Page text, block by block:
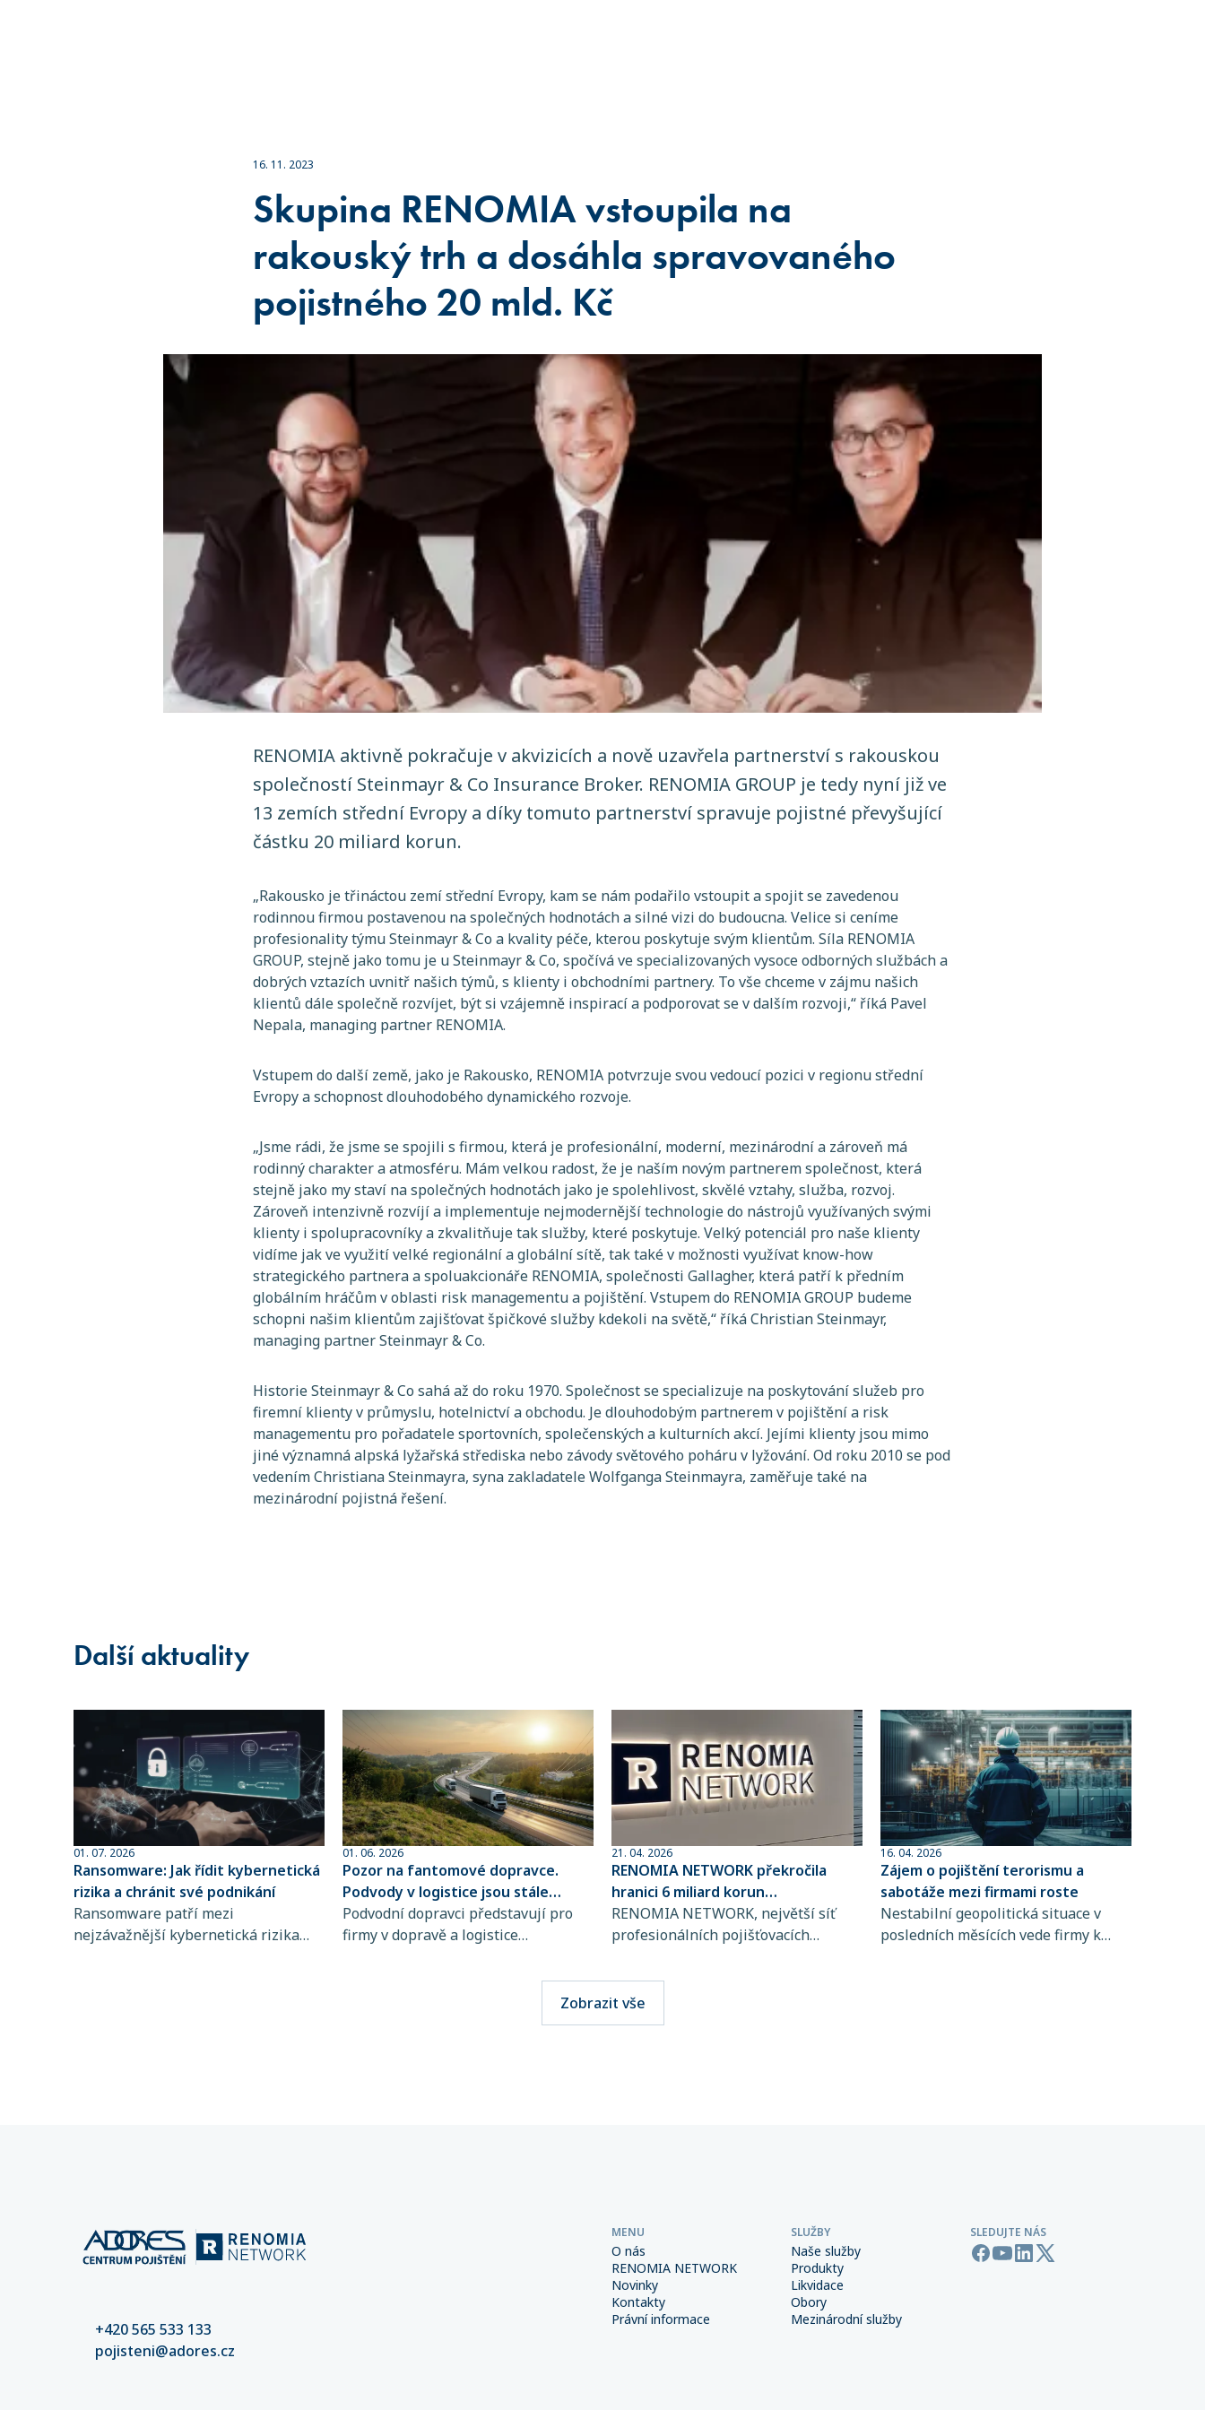
16. 11. 2023
Skupina RENOMIA vstoupila na
rakouský trh a dosáhla spravovaného
pojistného 20 mld. Kč
RENOMIA aktivně pokračuje v akvizicích a nově uzavřela partnerství s rakouskou
společností Steinmayr & Co Insurance Broker. RENOMIA GROUP je tedy nyní již ve
13 zemích střední Evropy a díky tomuto partnerství spravuje pojistné převyšující
částku 20 miliard korun.
„Rakousko je třináctou zemí střední Evropy, kam se nám podařilo vstoupit a spojit se zavedenou
rodinnou firmou postavenou na společných hodnotách a silné vizi do budoucna. Velice si ceníme
profesionality týmu Steinmayr & Co a kvality péče, kterou poskytuje svým klientům. Síla RENOMIA
GROUP, stejně jako tomu je u Steinmayr & Co, spočívá ve specializovaných vysoce odborných službách a
dobrých vztazích uvnitř našich týmů, s klienty i obchodními partnery. To vše chceme v zájmu našich
klientů dále společně rozvíjet, být si vzájemně inspirací a podporovat se v dalším rozvoji,“ říká Pavel
Nepala, managing partner RENOMIA.
Vstupem do další země, jako je Rakousko, RENOMIA potvrzuje svou vedoucí pozici v regionu střední
Evropy a schopnost dlouhodobého dynamického rozvoje.
„Jsme rádi, že jsme se spojili s firmou, která je profesionální, moderní, mezinárodní a zároveň má
rodinný charakter a atmosféru. Mám velkou radost, že je naším novým partnerem společnost, která
stejně jako my staví na společných hodnotách jako je spolehlivost, skvělé vztahy, služba, rozvoj.
Zároveň intenzivně rozvíjí a implementuje nejmodernější technologie do nástrojů využívaných svými
klienty i spolupracovníky a zkvalitňuje tak služby, které poskytuje. Velký potenciál pro naše klienty
vidíme jak ve využití velké regionální a globální sítě, tak také v možnosti využívat know-how
strategického partnera a spoluakcionáře RENOMIA, společnosti Gallagher, která patří k předním
globálním hráčům v oblasti risk managementu a pojištění. Vstupem do RENOMIA GROUP budeme
schopni našim klientům zajišťovat špičkové služby kdekoli na světě,“ říká Christian Steinmayr,
managing partner Steinmayr & Co.
Historie Steinmayr & Co sahá až do roku 1970. Společnost se specializuje na poskytování služeb pro
firemní klienty v průmyslu, hotelnictví a obchodu. Je dlouhodobým partnerem v pojištění a risk
managementu pro pořadatele sportovních, společenských a kulturních akcí. Jejími klienty jsou mimo
jiné významná alpská lyžařská střediska nebo závody světového poháru v lyžování. Od roku 2010 se pod
vedením Christiana Steinmayra, syna zakladatele Wolfganga Steinmayra, zaměřuje také na
mezinárodní pojistná řešení.
Další aktuality
01. 07. 2026
Ransomware: Jak řídit kybernetická
rizika a chránit své podnikání
Ransomware patří mezi
nejzávažnější kybernetická rizika
01. 06. 2026
Pozor na fantomové dopravce.
Podvody v logistice jsou stále
sofistikovanější
Podvodní dopravci představují pro
firmy v dopravě a logistice
praktiky jsou totiž stále obtížněji
rozpoznatelné. Přitom stačí jediná
chyba při výběru přepravce a škody
21. 04. 2026
RENOMIA NETWORK překročila
hranici 6 miliard korun
spravovaného pojistného
RENOMIA NETWORK, největší síť
profesionálních pojišťovacích
RENOMIA GROUP, dosáhla
významného milníku. Hodnota
pojistného, které svým klientům
16. 04. 2026
Zájem o pojištění terorismu a
sabotáže mezi firmami roste
Nestabilní geopolitická situace v
posledních měsících vede firmy k
Zobrazit vše
+420 565 533 133
pojisteni@adores.cz
MENU
O nás
RENOMIA NETWORK
Novinky
Kontakty
Právní informace
SLUŽBY
Naše služby
Produkty
Likvidace
Obory
Mezinárodní služby
SLEDUJTE NÁS